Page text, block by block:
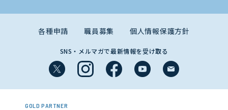
各種申請 職員募集 個人情報保護方針
SNS・メルマガで最新情報を受け取る
GOLD PARTNER